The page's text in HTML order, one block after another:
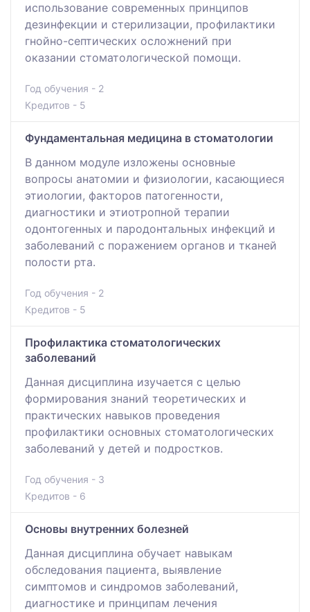
использование современных принципов
дезинфекции и стерилизации, профилактики
гнойно-септических осложнений при
оказании стоматологической помощи.
Год обучения - 2
Кредитов - 5
Фундаментальная медицина в стоматологии
В данном модуле изложены основные
вопросы анатомии и физиологии, касающиеся
этиологии, факторов патогенности,
диагностики и этиотропной терапии
одонтогенных и пародонтальных инфекций и
заболеваний с поражением органов и тканей
полости рта.
Год обучения - 2
Кредитов - 5
Профилактика стоматологических
заболеваний
Данная дисциплина изучается с целью
формирования знаний теоретических и
практических навыков проведения
профилактики основных стоматологических
заболеваний у детей и подростков.
Год обучения - 3
Кредитов - 6
Основы внутренних болезней
Данная дисциплина обучает навыкам
обследования пациента, выявление
симптомов и синдромов заболеваний,
диагностике и принципам лечения